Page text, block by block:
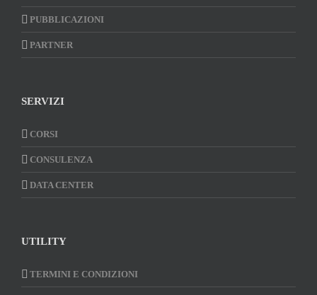
PUBBLICAZIONI
PARTNER
SERVIZI
CORSI
CONSULENZA
DATA CENTER
UTILITY
TERMINI E CONDIZIONI